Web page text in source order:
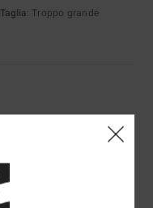
Taglia: Troppo grande
Taglia